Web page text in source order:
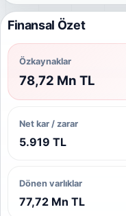
Finansal Özet
Özkaynaklar
78,72 Mn TL
Net kar / zarar
5.919 TL
Dönen varlıklar
77,72 Mn TL